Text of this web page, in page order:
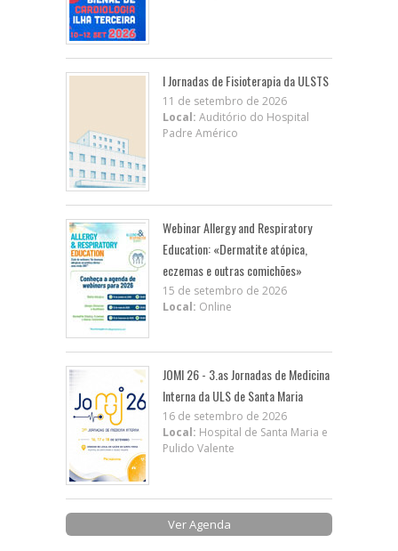
I Jornadas de Fisioterapia da ULSTS
11 de setembro de 2026
Local: Auditório do Hospital
Padre Américo
Webinar Allergy and Respiratory
Education: «Dermatite atópica,
eczemas e outras comichões»
15 de setembro de 2026
Local: Online
JOMI 26 - 3.as Jornadas de Medicina
Interna da ULS de Santa Maria
16 de setembro de 2026
Local: Hospital de Santa Maria e
Pulido Valente
Ver Agenda